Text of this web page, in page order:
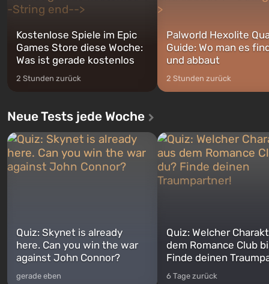
Kostenlose Spiele im Epic
Games Store diese Woche:
Was ist gerade kostenlos
2 Stunden zurück
Palworld Hexolite
Guide: Wo man es
und abbaut
2 Stunden zurück
Neue Tests jede Woche
Quiz: Skynet is already
here. Can you win the war
against John Connor?
gerade eben
Quiz: Welcher
dem Romance Club
Finde deinen
6 Tage zurück